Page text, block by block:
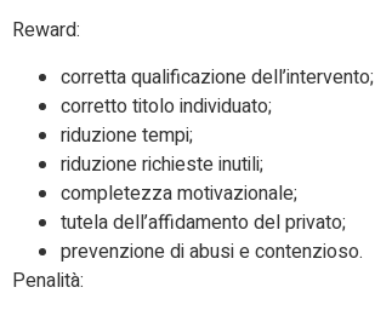
Reward:
corretta qualificazione dell’intervento;
corretto titolo individuato;
riduzione tempi;
riduzione richieste inutili;
completezza motivazionale;
tutela dell’affidamento del privato;
prevenzione di abusi e contenzioso.
Penalità: